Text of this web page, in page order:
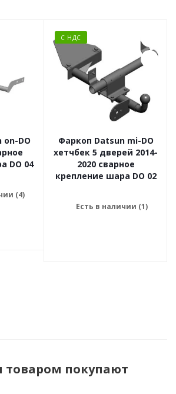
DO
DO 04
(4)
С НДС
Фаркоп Datsun mi-DO
хетчбек 5 дверей 2014-
2020 сварное
крепление шара DO 02
Есть в наличии (1)
товаром покупают